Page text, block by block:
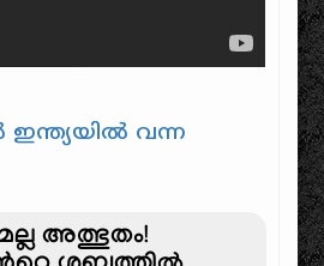
വന്ന
അത്ഭുതം!